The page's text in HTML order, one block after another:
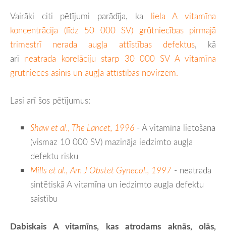
Vairāki citi pētījumi parādīja, ka liela A vitamīna
koncentrācija (līdz 50 000 SV) grūtniecības pirmajā
trimestrī nerada augļa attīstības defektus, kā
arī neatrada korelāciju starp 30 000 SV A vitamīna
grūtnieces asinīs un augļa attīstības novirzēm.
Lasi arī šos pētījumus:
Shaw et al., The Lancet, 1996 - A vitamīna lietošana
(vismaz 10 000 SV) mazināja iedzimto augļa
defektu risku
Mills et al., Am J Obstet Gynecol., 1997 - neatrada
sintētiskā A vitamīna un iedzimto augļa defektu
saistību
Dabiskais A vitamīns, kas atrodams aknās, olās,